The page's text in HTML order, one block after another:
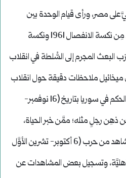
على مصر، ورأى قيام الوحدة بين
سوريا ومصر 1958، ثمَّ عاين كلًّا مِن نكسة الانفصال 1961 ونكسة
حزب البعث المجرم إلى السُّلطة في انقلاب
آذار سنة 1963، ولدى ميخائيل ملاحظات دقيقة حول انقلاب
حافظ الأسد ووصوله إلى سدَّة الحكم في سوريا بتاريخ (16 نوفمبر-
ولا يغيب عن ذهِن رجلٍ مثله؛ ممَّن خبر الحياة،
وعركته تجاربها تقديم بعض المشاهد من حرب (6 أكتوبر- تشرين الأوَّل
الأهليَّة، وتسجيل بعض المشاهدات عن